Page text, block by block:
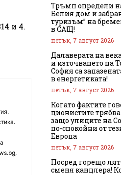
и 4.
Тръмп определи
Белия дом и
туризъм” на
в САЩ!
петък, 7 август 2026
Далаверата на
и източването на
София са
в енергетиката!
петък, 7 август 2026
Когато фактите
ционистите
защо улиците на
по-спокойни от
Европа
петък, 7 август 2026
Посред горещо
сменя канцлера!